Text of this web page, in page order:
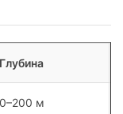
Глубина
0–200 м